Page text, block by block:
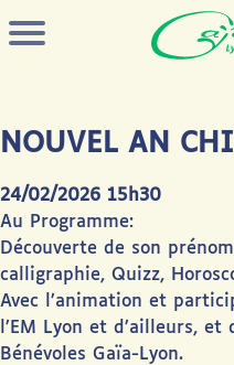
NOUVEL AN
24/02/2026 15h30
Au Programme:
Découverte de son
calligraphie, Quizz,
Avec l’animation et
l’EM Lyon et d’ailleurs, et
Bénévoles Gaïa-Lyon.